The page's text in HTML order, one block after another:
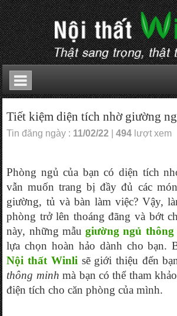
Tiết kiệm diện tích nhờ giường
Tin đăng ngày : 11/02/22 |494 lượt xem
Phòng ngủ của bạn có diện tích
vẫn muốn trang bị đầy đủ các
giường, tủ và bàn làm việc? Vậy,
phòng trở lên thoáng đãng và bớt
này, những mẫu giường ngủ
Nội thất Winli sẽ giới thiệu đến
thông minh mà bạn có thể tham
điện tích cho căn phòng của mình.